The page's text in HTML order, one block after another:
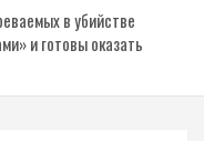
в убийстве
и готовы оказать